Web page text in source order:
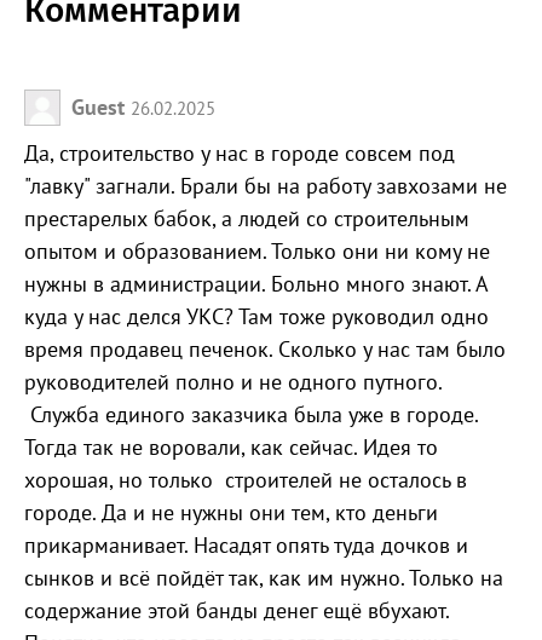
Комментарии
Guest 26.02.2025
Да, строительство у нас в городе совсем под
"лавку" загнали. Брали бы на работу завхозами не
престарелых бабок, а людей со строительным
опытом и образованием. Только они ни кому не
нужны в администрации. Больно много знают. А
куда у нас делся УКС? Там тоже руководил одно
время продавец печенок. Сколько у нас там было
руководителей полно и не одного путного.
Служба единого заказчика была уже в городе.
Тогда так не воровали, как сейчас. Идея то
хорошая, но только строителей не осталось в
городе. Да и не нужны они тем, кто деньги
прикарманивает. Насадят опять туда дочков и
сынков и всё пойдёт так, как им нужно. Только на
содержание этой банды денег ещё вбухают.